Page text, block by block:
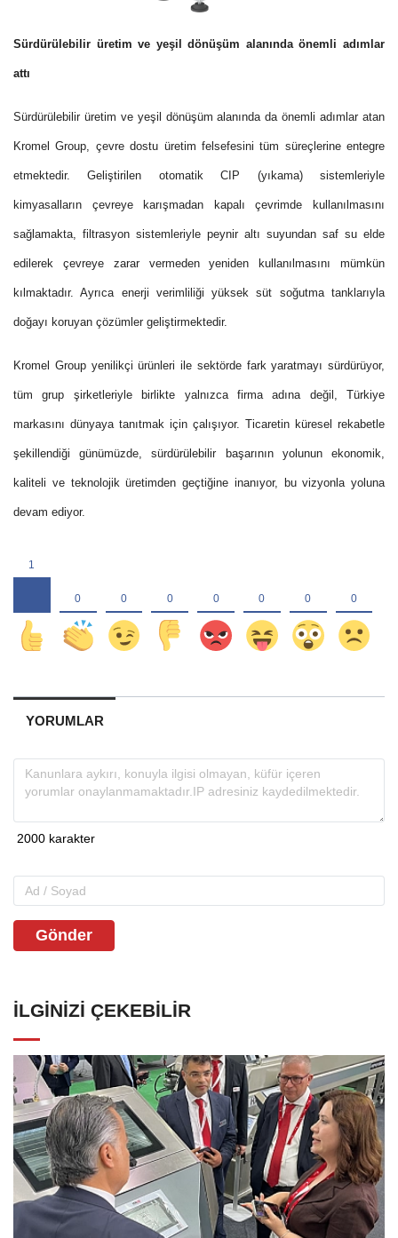
Sürdürülebilir üretim ve yeşil dönüşüm alanında önemli adımlar
attı
Sürdürülebilir üretim ve yeşil dönüşüm alanında da önemli adımlar atan
Kromel Group, çevre dostu üretim felsefesini tüm süreçlerine entegre
etmektedir. Geliştirilen otomatik CIP (yıkama) sistemleriyle
kimyasalların çevreye karışmadan kapalı çevrimde kullanılmasını
sağlamakta, filtrasyon sistemleriyle peynir altı suyundan saf su elde
edilerek çevreye zarar vermeden yeniden kullanılmasını mümkün
kılmaktadır. Ayrıca enerji verimliliği yüksek süt soğutma tanklarıyla
doğayı koruyan çözümler geliştirmektedir.
Kromel Group yenilikçi ürünleri ile sektörde fark yaratmayı sürdürüyor,
tüm grup şirketleriyle birlikte yalnızca firma adına değil, Türkiye
markasını dünyaya tanıtmak için çalışıyor. Ticaretin küresel rekabetle
şekillendiği günümüzde, sürdürülebilir başarının yolunun ekonomik,
kaliteli ve teknolojik üretimden geçtiğine inanıyor, bu vizyonla yoluna
devam ediyor.
YORUMLAR
Gönder
İLGINIZI ÇEKEBILIR